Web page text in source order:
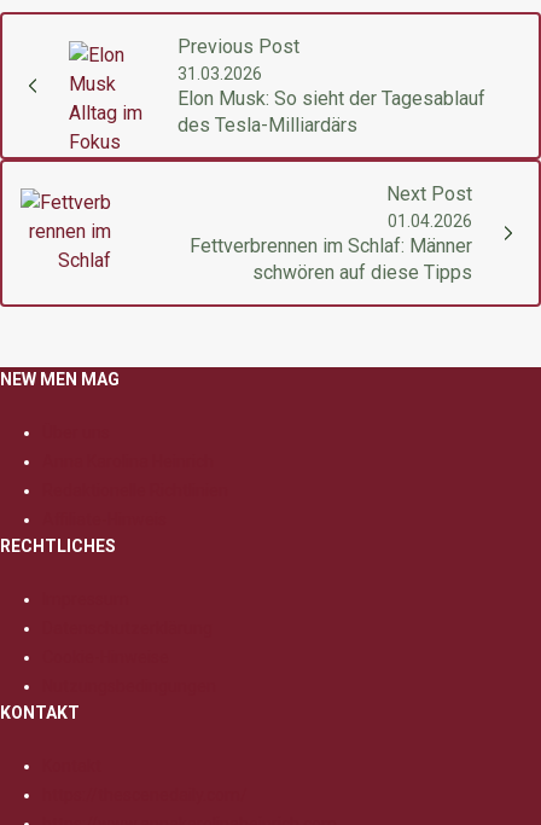
Previous Post
31.03.2026
Elon Musk: So sieht der Tagesablauf
des Tesla-Milliardärs
Next Post
01.04.2026
Fettverbrennen im Schlaf: Männer
schwören auf diese Tipps
NEW MEN MAG
RECHTLICHES
KONTAKT